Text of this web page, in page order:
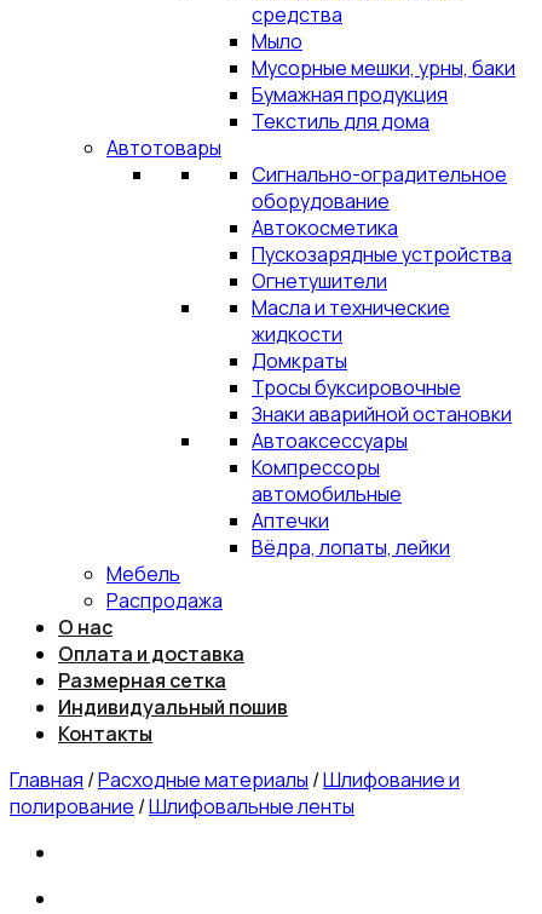
средства
Мыло
Мусорные мешки, урны, баки
Бумажная продукция
Текстиль для дома
Автотовары
Сигнально-оградительное
оборудование
Автокосметика
Пускозарядные устройства
Огнетушители
Масла и технические
жидкости
Домкраты
Тросы буксировочные
Знаки аварийной остановки
Автоаксессуары
Компрессоры
автомобильные
Аптечки
Вёдра, лопаты, лейки
Мебель
Распродажа
О нас
Оплата и доставка
Размерная сетка
Индивидуальный пошив
Контакты
Главная /Расходные материалы /Шлифование и
полирование /Шлифовальные ленты